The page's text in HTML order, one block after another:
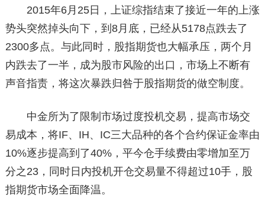
2015年6月25日，上证综指结束了接近一年的上涨
势头突然掉头向下，到8月底，已经从5178点跌去了
2300多点。与此同时，股指期货也大幅承压，两个月
内跌去了一半，成为股市风险的出口，市场上不断有
声音指责，将这次暴跌归咎于股指期货的做空制度。
中金所为了限制市场过度投机交易，提高市场交
易成本，将IF、IH、IC三大品种的各个合约保证金率由
10%逐步提高到了40%，平今仓手续费由零增加至万
分之23，同时日内投机开仓交易量不得超过10手，股
指期货市场全面降温。